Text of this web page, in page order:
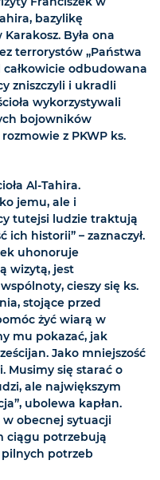
bazylikę
Była ona
terrorystów „Państwa
całkowicie odbudowana
zniszczyli i ukradli
wykorzystywali
bojowników
z PKWP ks.
Al-Tahira.
jemu, ale i
tutejsi ludzie traktują
ich historii” – zaznaczył.
uhonoruje
wizytą, jest
cieszy się ks.
stojące przed
żyć wiarą w
mu pokazać, jak
Jako mniejszość
Musimy się starać o
ale największym
ubolewa kapłan.
w obecnej sytuacji
ciągu potrzebują
potrzeb